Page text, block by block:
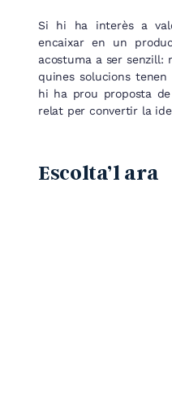
Si hi ha interès a
encaixar en un
acostuma a ser
quines solucions
hi ha prou proposta
relat per convertir la
Escolta’l ara